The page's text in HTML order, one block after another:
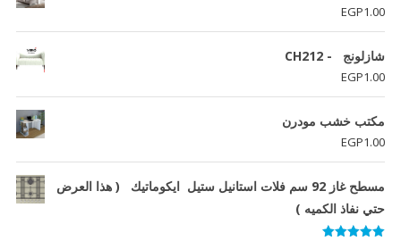
EGP1.00
شازلونج - CH212
EGP1.00
مكتب خشب مودرن
EGP1.00
مسطح غاز 92 سم فلات استانيل ستيل ايكوماتيك ( هذا العرض
حتي نفاذ الكميه )